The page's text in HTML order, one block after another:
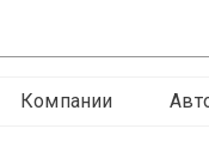
Компании